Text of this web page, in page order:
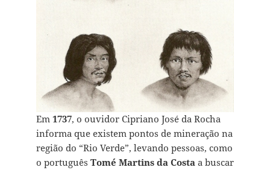
Em 1737, o ouvidor Cipriano José da Rocha
informa que existem pontos de mineração na
região do “Rio Verde”, levando pessoas, como
o português Tomé Martins da Costaa buscar